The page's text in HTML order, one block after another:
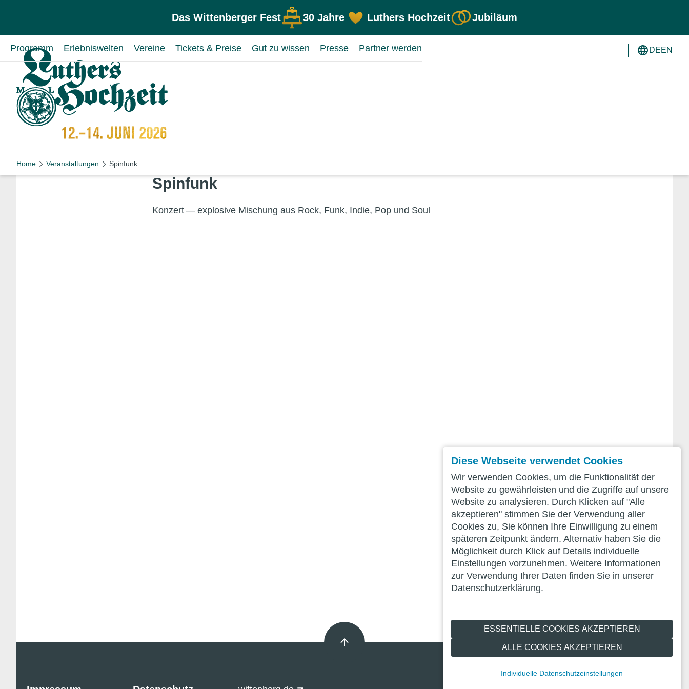
Diese Webseite verwendet Cookies
Wir verwenden Cookies, um die Funktionalität der
Website zu gewährleisten und die Zugriffe auf unsere
Website zu analysieren. Durch Klicken auf "Alle
akzeptieren" stimmen Sie der Verwendung aller
Cookies zu, Sie können Ihre Einwilligung zu einem
späteren Zeitpunkt ändern. Alternativ haben Sie die
Möglichkeit durch Klick auf Details individuelle
Einstellungen vorzunehmen. Weitere Informationen
zur Verwendung Ihrer Daten finden Sie in unserer
Datenschutzerklärung.
ALLE COOKIES AKZEPTIEREN
ESSENTIELLE COOKIES AKZEPTIEREN
Individuelle Datenschutzeinstellungen
Das Wittenberger Fest 30 Jahre Luthers Hochzeit Jubiläum
DEEN
Programm Erlebniswelten Vereine Tickets & Preise Gut zu wissen Presse Partner werden
Home Veranstaltungen Spinfunk
Spinfunk
Konzert — explosive Mischung aus Rock, Funk, Indie, Pop und Soul